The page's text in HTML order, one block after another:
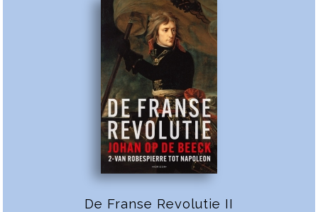
De Franse Revolutie II